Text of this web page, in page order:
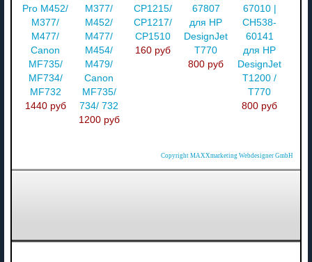
Pro M452/
M377/
M477/
Canon
MF735/
MF734/
MF732
1440 руб
M377/
M452/
M477/
M454/
M479/
Canon
MF735/
734/ 732
1200 руб
CP1215/
CP1217/
CP1510
160 руб
67807
для HP
DesignJet
T770
800 руб
67010 |
CH538-
60141
для HP
DesignJet
T1200 /
T770
800 руб
Copyright MAXXmarketing Webdesigner GmbH